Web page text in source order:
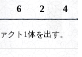
6 2 4
クト1体を出す。